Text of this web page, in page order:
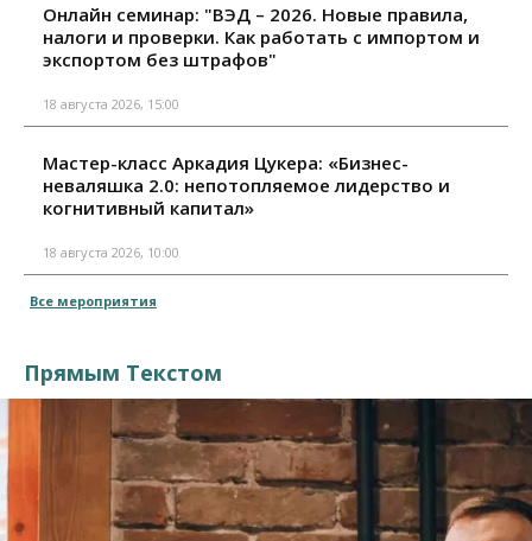
Онлайн семинар: "ВЭД – 2026. Новые правила,
налоги и проверки. Как работать с импортом и
экспортом без штрафов"
18 августа 2026, 15:00
Мастер-класс Аркадия Цукера: «Бизнес-
неваляшка 2.0: непотопляемое лидерство и
когнитивный капитал»
18 августа 2026, 10:00
Все мероприятия
Прямым Текстом